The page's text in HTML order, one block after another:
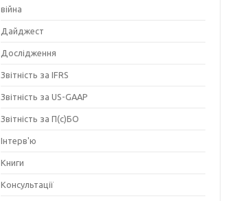
війна
Дайджест
Дослідження
Звітність за IFRS
Звітність за US-GAAP
Звітність за П(с)БО
Інтерв'ю
Книги
Консультації